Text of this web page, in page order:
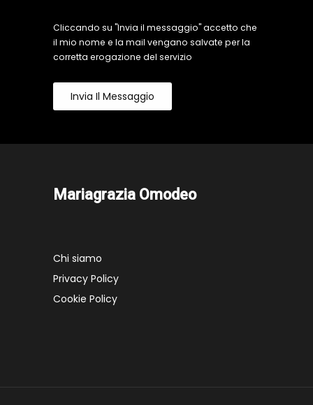
Cliccando su "Invia il messaggio" accetto che
il mio nome e la mail vengano salvate per la
corretta erogazione del servizio
Invia Il Messaggio
Mariagrazia Omodeo
Chi siamo
Privacy Policy
Cookie Policy